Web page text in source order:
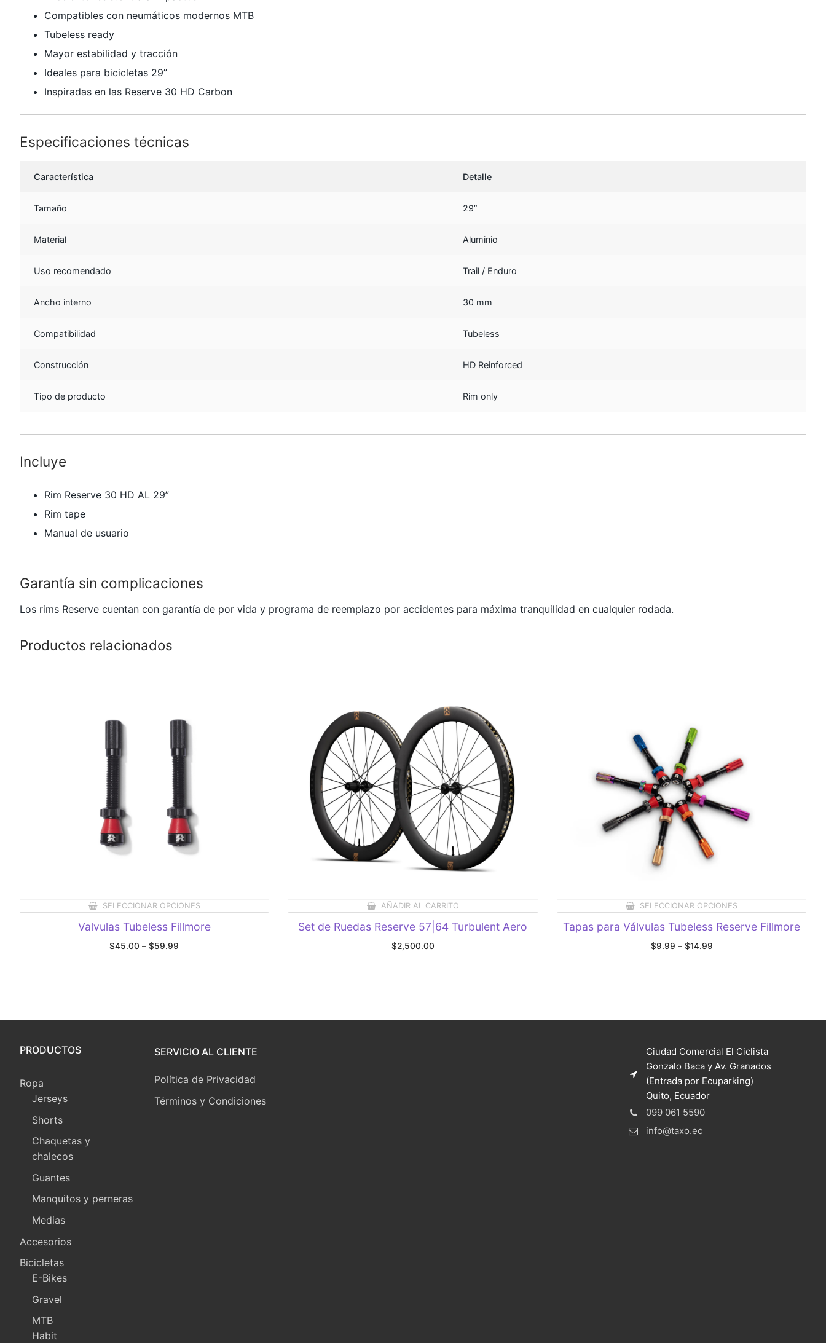
Compatibles con neumáticos modernos MTB
Tubeless ready
Mayor estabilidad y tracción
Ideales para bicicletas 29”
Inspiradas en las Reserve 30 HD Carbon
Especificaciones técnicas
Característica Detalle
Tamaño 29”
Material Aluminio
Uso recomendado Trail / Enduro
Ancho interno 30 mm
Compatibilidad Tubeless
Construcción HD Reinforced
Tipo de producto Rim only
Incluye
Rim Reserve 30 HD AL 29”
Rim tape
Manual de usuario
Garantía sin complicaciones
Los rims Reserve cuentan con garantía de por vida y programa de reemplazo por accidentes para máxima tranquilidad en cualquier rodada.
Productos relacionados
SELECCIONAR OPCIONES
Valvulas Tubeless Fillmore
$45.00 – $59.99
AÑADIR AL CARRITO
Set de Ruedas Reserve 57|64 Turbulent Aero
$2,500.00
SELECCIONAR OPCIONES
Tapas para Válvulas Tubeless Reserve Fillmore
$9.99 – $14.99Price
PRODUCTOS
Ropa
Jerseys
Shorts
Chaquetas y
chalecos
Guantes
Manquitos y perneras
Medias
Accesorios
Bicicletas
E-Bikes
Gravel
MTB
Habit
SERVICIO AL CLIENTE
Política de Privacidad
Términos y Condiciones
Ciudad Comercial El Ciclista
Gonzalo Baca y Av. Granados
(Entrada por Ecuparking)
Quito, Ecuador
099 061 5590
info@taxo.ec